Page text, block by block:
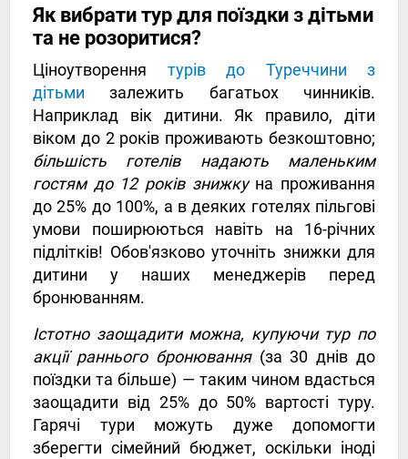
Як вибрати тур для поїздки з дітьми
та не розоритися?
Ціноутворення турів до Туреччини з
дітьми залежить багатьох чинників.
Наприклад вік дитини. Як правило, діти
віком до 2 років проживають безкоштовно;
більшість готелів надають маленьким
гостям до 12 років знижкуна проживання
до 25% до 100%, а в деяких готелях пільгові
умови поширюються навіть на 16-річних
підлітків! Обов'язково уточніть знижки для
дитини у наших менеджерів перед
бронюванням.
Істотно заощадити можна, купуючи тур по
акції раннього бронювання(за 30 днів до
поїздки та більше) — таким чином вдасться
заощадити від 25% до 50% вартості туру.
Гарячі тури можуть дуже допомогти
зберегти сімейний бюджет, оскільки іноді